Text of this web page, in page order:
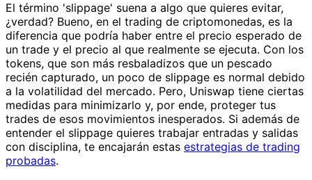
El término 'slippage' suena a algo que quieres evitar,
¿verdad? Bueno, en el trading de criptomonedas, es la
diferencia que podría haber entre el precio esperado de
un trade y el precio al que realmente se ejecuta. Con los
tokens, que son más resbaladizos que un pescado
recién capturado, un poco de slippage es normal debido
a la volatilidad del mercado. Pero, Uniswap tiene ciertas
medidas para minimizarlo y, por ende, proteger tus
trades de esos movimientos inesperados. Si además de
entender el slippage quieres trabajar entradas y salidas
con disciplina, te encajarán estas estrategias de trading
probadas.